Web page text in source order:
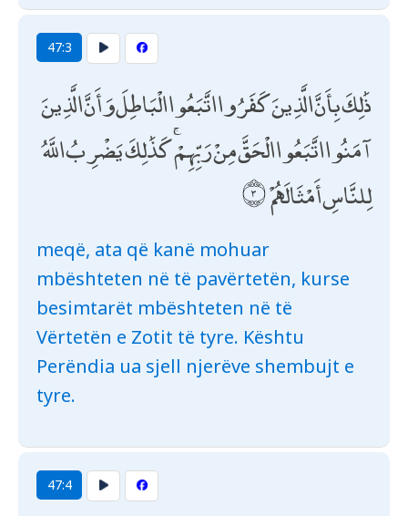
47:3
ذَٰلِكَ بِأَنَّ الَّذِينَ كَفَرُوا اتَّبَعُوا الْبَاطِلَ وَأَنَّ الَّذِينَ
آمَنُوا اتَّبَعُوا الْحَقَّ مِنْ رَبِّهِمْ ۚ كَذَٰلِكَ يَضْرِبُ اللَّهُ
لِلنَّاسِ أَمْثَالَهُمْ
meqë, ata që kanë mohuar
mbështeten në të pavërtetën, kurse
besimtarët mbështeten në të
Vërtetën e Zotit të tyre. Kështu
Perëndia ua sjell njerëve shembujt e
tyre.
47:4